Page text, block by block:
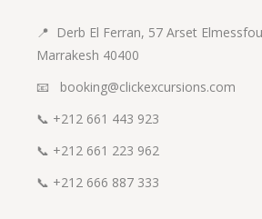
📍 Derb El Ferran, 57 Arset
Marrakesh 40400
📧 booking@clickexcursions.com
📞 +212 661 443 923
📞 +212 661 223 962
📞 +212 666 887 333